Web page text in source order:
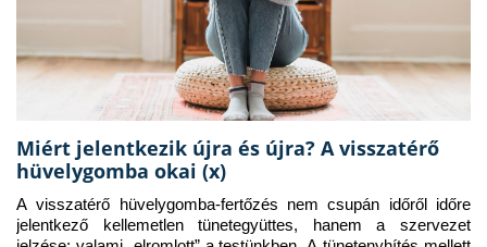
Miért jelentkezik újra és újra? A visszatérő
hüvelygomba okai (x)
A visszatérő hüvelygomba-fertőzés nem csupán időről időre
jelentkező kellemetlen tünetegyüttes, hanem a szervezet